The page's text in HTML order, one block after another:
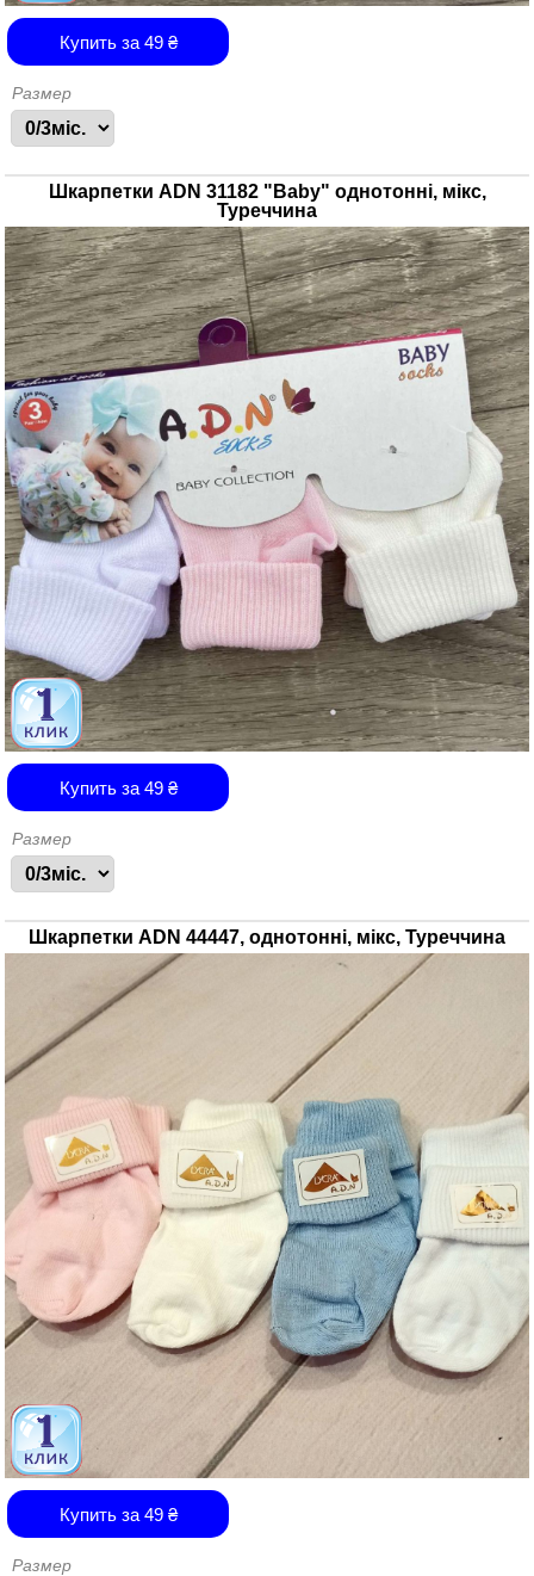
Купить за 49₴
Размер
Шкарпетки ADN 31182 "Baby" однотонні, мікс,
Туреччина
Купить за 49₴
Размер
Шкарпетки ADN 44447, однотонні, мікс, Туреччина
Купить за 49₴
Размер